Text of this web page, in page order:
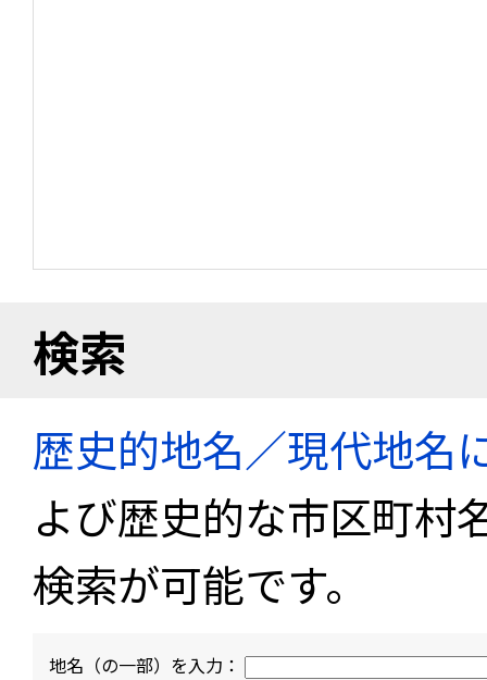
検索
歴史的地名／現代地名
よび歴史的な市区町村
検索が可能です。
地名（の一部）を入力：